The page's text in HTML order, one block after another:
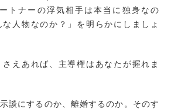
トナーの浮気相手は本当に独身なの
人物なのか？」を明らかにしましょ
えあれば、主導権はあなたが握れま
談にするのか、離婚するのか。そのす